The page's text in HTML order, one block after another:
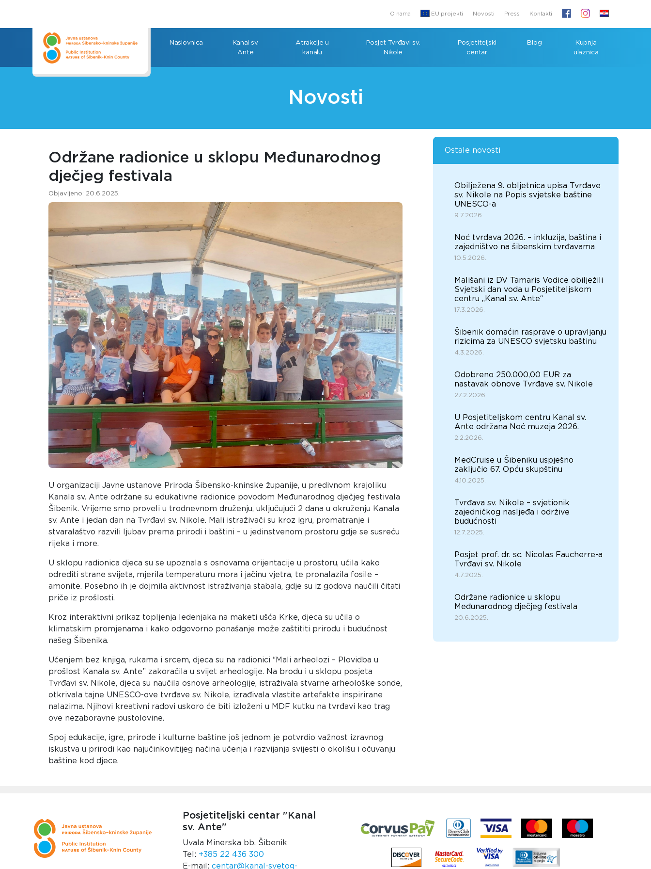
O nama EU projekti Novosti Press Kontakti
Naslovnica
Kanal sv.
Ante
Atrakcije u
kanalu
Posjet Tvrđavi sv.
Nikole
Posjetiteljski
centar
Blog
Kupnja
ulaznica
Novosti
Održane radionice u sklopu Međunarodnog
dječjeg festivala
Objavljeno: 20.6.2025.
U organizaciji Javne ustanove Priroda Šibensko-kninske županije, u predivnom krajoliku
Kanala sv. Ante održane su edukativne radionice povodom Međunarodnog dječjeg festivala
Šibenik. Vrijeme smo proveli u trodnevnom druženju, uključujući 2 dana u okruženju Kanala
sv. Ante i jedan dan na Tvrđavi sv. Nikole. Mali istraživači su kroz igru, promatranje i
stvaralaštvo razvili ljubav prema prirodi i baštini – u jedinstvenom prostoru gdje se susreću
rijeka i more.
U sklopu radionica djeca su se upoznala s osnovama orijentacije u prostoru, učila kako
odrediti strane svijeta, mjerila temperaturu mora i jačinu vjetra, te pronalazila fosile –
amonite. Posebno ih je dojmila aktivnost istraživanja stabala, gdje su iz godova naučili čitati
priče iz prošlosti.
Kroz interaktivni prikaz topljenja ledenjaka na maketi ušća Krke, djeca su učila o
klimatskim promjenama i kako odgovorno ponašanje može zaštititi prirodu i budućnost
našeg Šibenika.
Učenjem bez knjiga, rukama i srcem, djeca su na radionici “Mali arheolozi – Plovidba u
prošlost Kanala sv. Ante” zakoračila u svijet arheologije. Na brodu i u sklopu posjeta
Tvrđavi sv. Nikole, djeca su naučila osnove arheologije, istraživala stvarne arheološke sonde,
otkrivala tajne UNESCO-ove tvrđave sv. Nikole, izrađivala vlastite artefakte inspirirane
nalazima. Njihovi kreativni radovi uskoro će biti izloženi u MDF kutku na tvrđavi kao trag
ove nezaboravne pustolovine.
Spoj edukacije, igre, prirode i kulturne baštine još jednom je potvrdio važnost izravnog
iskustva u prirodi kao najučinkovitijeg načina učenja i razvijanja svijesti o okolišu i očuvanju
baštine kod djece.
Ostale novosti
Obilježena 9. obljetnica upisa Tvrđave
sv. Nikole na Popis svjetske baštine
UNESCO-a
9.7.2026.
Noć tvrđava 2026. – inkluzija, baština i
zajedništvo na šibenskim tvrđavama
10.5.2026.
Mališani iz DV Tamaris Vodice obilježili
Svjetski dan voda u Posjetiteljskom
centru „Kanal sv. Ante“
17.3.2026.
Šibenik domaćin rasprave o upravljanju
rizicima za UNESCO svjetsku baštinu
4.3.2026.
Odobreno 250.000,00 EUR za
nastavak obnove Tvrđave sv. Nikole
27.2.2026.
U Posjetiteljskom centru Kanal sv.
Ante održana Noć muzeja 2026.
2.2.2026.
MedCruise u Šibeniku uspješno
zaključio 67. Opću skupštinu
4.10.2025.
Tvrđava sv. Nikole – svjetionik
zajedničkog nasljeđa i održive
budućnosti
12.7.2025.
Posjet prof. dr. sc. Nicolas Faucherre-a
Tvrđavi sv. Nikole
4.7.2025.
Održane radionice u sklopu
Međunarodnog dječjeg festivala
20.6.2025.
Posjetiteljski centar "Kanal
sv. Ante"
Uvala Minerska bb, Šibenik
Tel: +385 22 436 300
E-mail: centar@kanal-svetog-